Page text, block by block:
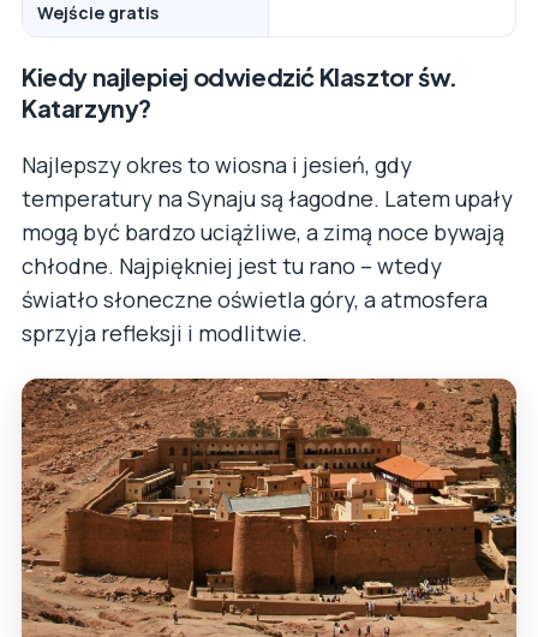
Wejście gratis
Kiedy najlepiej odwiedzić Klasztor św.
Katarzyny?
Najlepszy okres to wiosna i jesień, gdy
temperatury na Synaju są łagodne. Latem upały
mogą być bardzo uciążliwe, a zimą noce bywają
chłodne. Najpiękniej jest tu rano – wtedy
światło słoneczne oświetla góry, a atmosfera
sprzyja refleksji i modlitwie.